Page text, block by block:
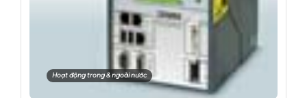
Hoạt động trong & ngoài nước